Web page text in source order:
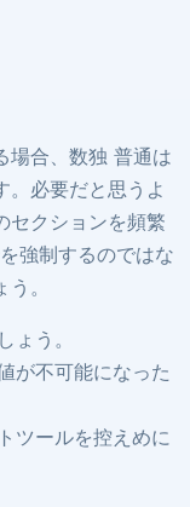
場合、数独 普通は
。必要だと思うよ
セクションを頻繁
強制するのではな
。
ょう。
が不可能になった
ツールを控えめに